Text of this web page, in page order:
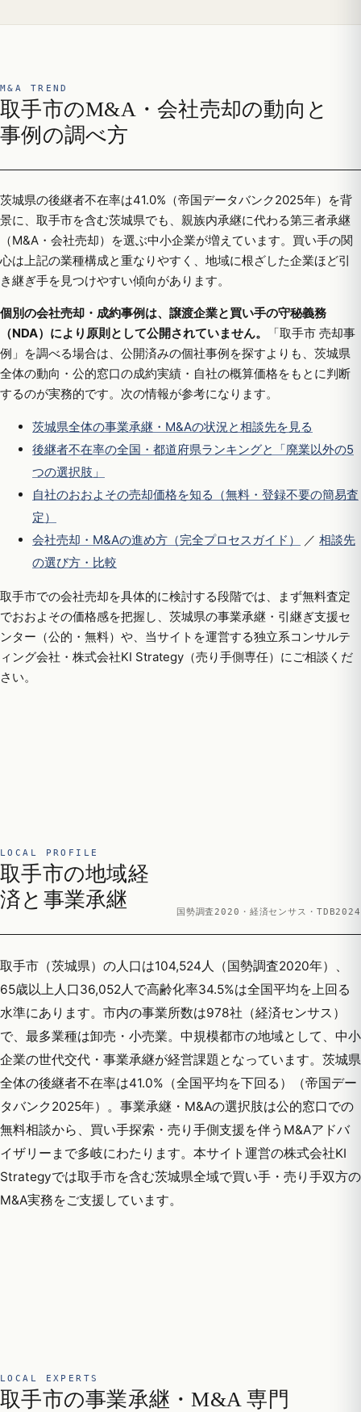
M&A TREND
取手市のM&A・会社売却の動向と
事例の調べ方
茨城県の後継者不在率は41.0%（帝国データバンク2025年）を背
景に、取手市を含む茨城県でも、親族内承継に代わる第三者承継
（M&A・会社売却）を選ぶ中小企業が増えています。買い手の関
心は上記の業種構成と重なりやすく、地域に根ざした企業ほど引
き継ぎ手を見つけやすい傾向があります。
個別の会社売却・成約事例は、譲渡企業と買い手の守秘義務
（NDA）により原則として公開されていません。
「取手市 売却事
例」を調べる場合は、公開済みの個社事例を探すよりも、茨城県
全体の動向・公的窓口の成約実績・自社の概算価格をもとに判断
するのが実務的です。次の情報が参考になります。
茨城県全体の事業承継・M&Aの状況と相談先を見る
後継者不在率の全国・都道府県ランキングと「廃業以外の5
つの選択肢」
自社のおおよその売却価格を知る（無料・登録不要の簡易査
定）
会社売却・M&Aの進め方（完全プロセスガイド）
／ 相談先
の選び方・比較
取手市での会社売却を具体的に検討する段階では、まず無料査定
でおおよその価格感を把握し、茨城県の事業承継・引継ぎ支援セ
ンター（公的・無料）や、当サイトを運営する独立系コンサルテ
ィング会社・株式会社KI Strategy（売り手側専任）にご相談くだ
さい。
LOCAL PROFILE
取手市の地域経
済と事業承継
国勢調査2020・経済センサス・TDB2024
取手市（茨城県）の人口は104,524人（国勢調査2020年）、
65歳以上人口36,052人で高齢化率34.5%は全国平均を上回る
水準にあります。市内の事業所数は978社（経済センサス）
で、最多業種は卸売・小売業。中規模都市の地域として、中小
企業の世代交代・事業承継が経営課題となっています。茨城県
全体の後継者不在率は41.0%（全国平均を下回る）（帝国デー
タバンク2025年）。事業承継・M&Aの選択肢は公的窓口での
無料相談から、買い手探索・売り手側支援を伴うM&Aアドバ
イザリーまで多岐にわたります。本サイト運営の株式会社KI
Strategyでは取手市を含む茨城県全域で買い手・売り手双方の
M&A実務をご支援しています。
LOCAL EXPERTS
取手市の事業承継・M&A 専門